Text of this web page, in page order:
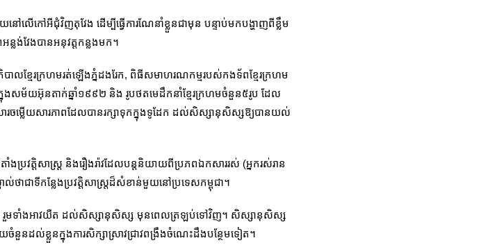
កៅអីជុំវិញតុវែង ដើម្បីធ្វើការណែនាំខ្លួនជាមុន បន្ទាប់មកបង្ហាញពីខ្លឹម
លង់វែងបានអនុវត្តកន្លងមក។
ខ្មែរក្រហមរត់ឡើងភ្នំដងរែក, ពិធីសមាហរណកម្មរបស់កងទ័ពខ្មែរក្រហម
ៅក្នុងសម័យអ៊ុនតាក់ឆ្នាំ១៩៩២ និង រូបថតមេដឹកនាំខ្មែរក្រហមចំនួន៥រូប ដែល
ារចម្លើយសារភាពដែលបានរក្សាទុកក្នុងទូដែក ដល់សិស្សានុសិស្សឱ្យបានយល់
វត្ដិសាស្រ្ដ និងរឿងរ៉ាវដែលបន្ដនិយាយពីប្រភពឯកសាររស់ (អ្នករស់រាន
ថាជាទីកន្លែងប្រវត្តិសាស្រ្តដ៏សំខាន់មួយនៅប្រទេសកម្ពុជា។
ែង» រួមទាំងអាវយឺត ដល់សិស្សានុសិស្ស មុនពេលត្រឡប់ទៅវិញ។ សិស្សានុសិស្ស
នដល់ខ្លួនក្នុងការសិក្សាស្រាវជ្រាវពង្រឹងចំណេះដឹងបន្ថែមទៀត។